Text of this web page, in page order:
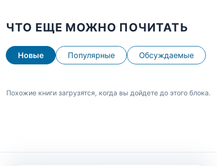
ЧТО ЕЩЕ МОЖНО ПОЧИТАТЬ
Новые Популярные Обсуждаемые
Похожие книги загрузятся, когда вы дойдете до этого блока.